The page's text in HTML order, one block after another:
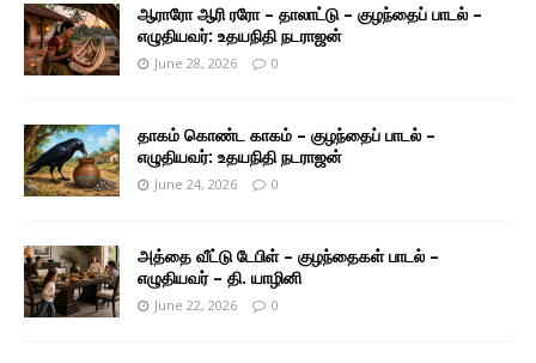
ஆராரோ ஆரி ரரோ – தாலாட்டு – குழந்தைப் பாடல் –
எழுதியவர்: உதயநிதி நடராஜன்
June 28, 2026 0
தாகம் கொண்ட காகம் – குழந்தைப் பாடல் –
எழுதியவர்: உதயநிதி நடராஜன்
June 24, 2026 0
அத்தை வீட்டு டேபிள் – குழந்தைகள் பாடல் –
எழுதியவர் – தி. யாழினி
June 22, 2026 0